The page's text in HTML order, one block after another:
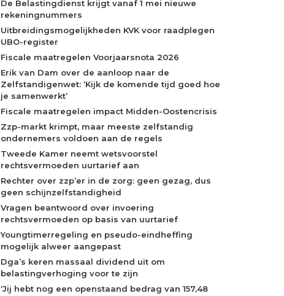
De Belastingdienst krijgt vanaf 1 mei nieuwe
rekeningnummers
Uitbreidingsmogelijkheden KVK voor raadplegen
UBO-register
Fiscale maatregelen Voorjaarsnota 2026
Erik van Dam over de aanloop naar de
Zelfstandigenwet: ‘Kijk de komende tijd goed hoe
je samenwerkt’
Fiscale maatregelen impact Midden-Oostencrisis
Zzp-markt krimpt, maar meeste zelfstandig
ondernemers voldoen aan de regels
Tweede Kamer neemt wetsvoorstel
rechtsvermoeden uurtarief aan
Rechter over zzp’er in de zorg: geen gezag, dus
geen schijnzelfstandigheid
Vragen beantwoord over invoering
rechtsvermoeden op basis van uurtarief
Youngtimerregeling en pseudo-eindheffing
mogelijk alweer aangepast
Dga’s keren massaal dividend uit om
belastingverhoging voor te zijn
‘Jij hebt nog een openstaand bedrag van 157,48